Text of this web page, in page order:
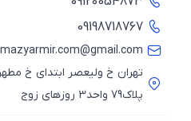
09198718767
mazyarmir.com@gmail.com
تهران خ ولیعصر ابتدای خ مطهری
پلاک79 واحد3 روزهای زوج